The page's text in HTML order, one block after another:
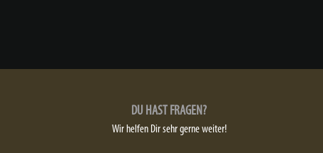
DU HAST FRAGEN?
Wir helfen Dir sehr gerne weiter!